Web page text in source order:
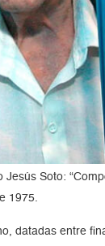
Soto:
1975.
datadas entre